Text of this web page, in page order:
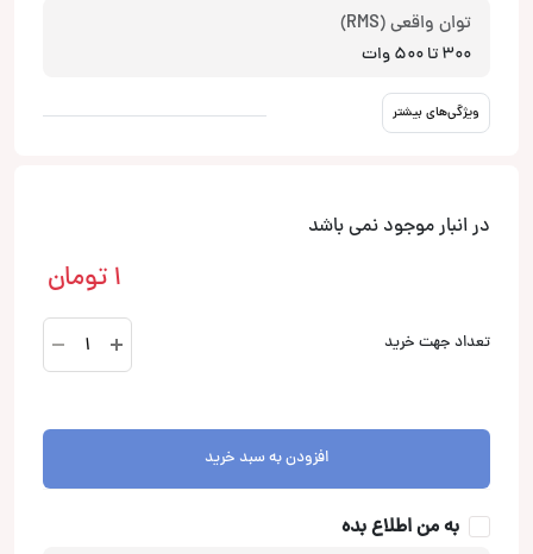
توان واقعی (RMS)
300 تا 500 وات
ویژگی‌های بیشتر
در انبار موجود نمی باشد
1 تومان
تعداد جهت خرید
KFC-
MW3000
افزودن به سبد خرید
به من اطلاع بده